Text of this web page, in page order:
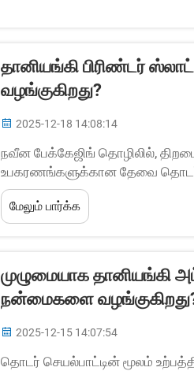
தானியங்கி பிரிண்டர்
வழங்குகிறது?
2025-12-18 14:08:14
நவீன பேக்கேஜிங் தொழிலில்,
உபகரணங்களுக்கான தேவை
வரிசைகளில் முக்கிய உபகரணமாக,
மேலும் பார்க்க
முழுமையாக தானியங்கி
நன்மைகளை
2025-12-15 14:07:54
தொடர் செயல்பாட்டின் மூலம்